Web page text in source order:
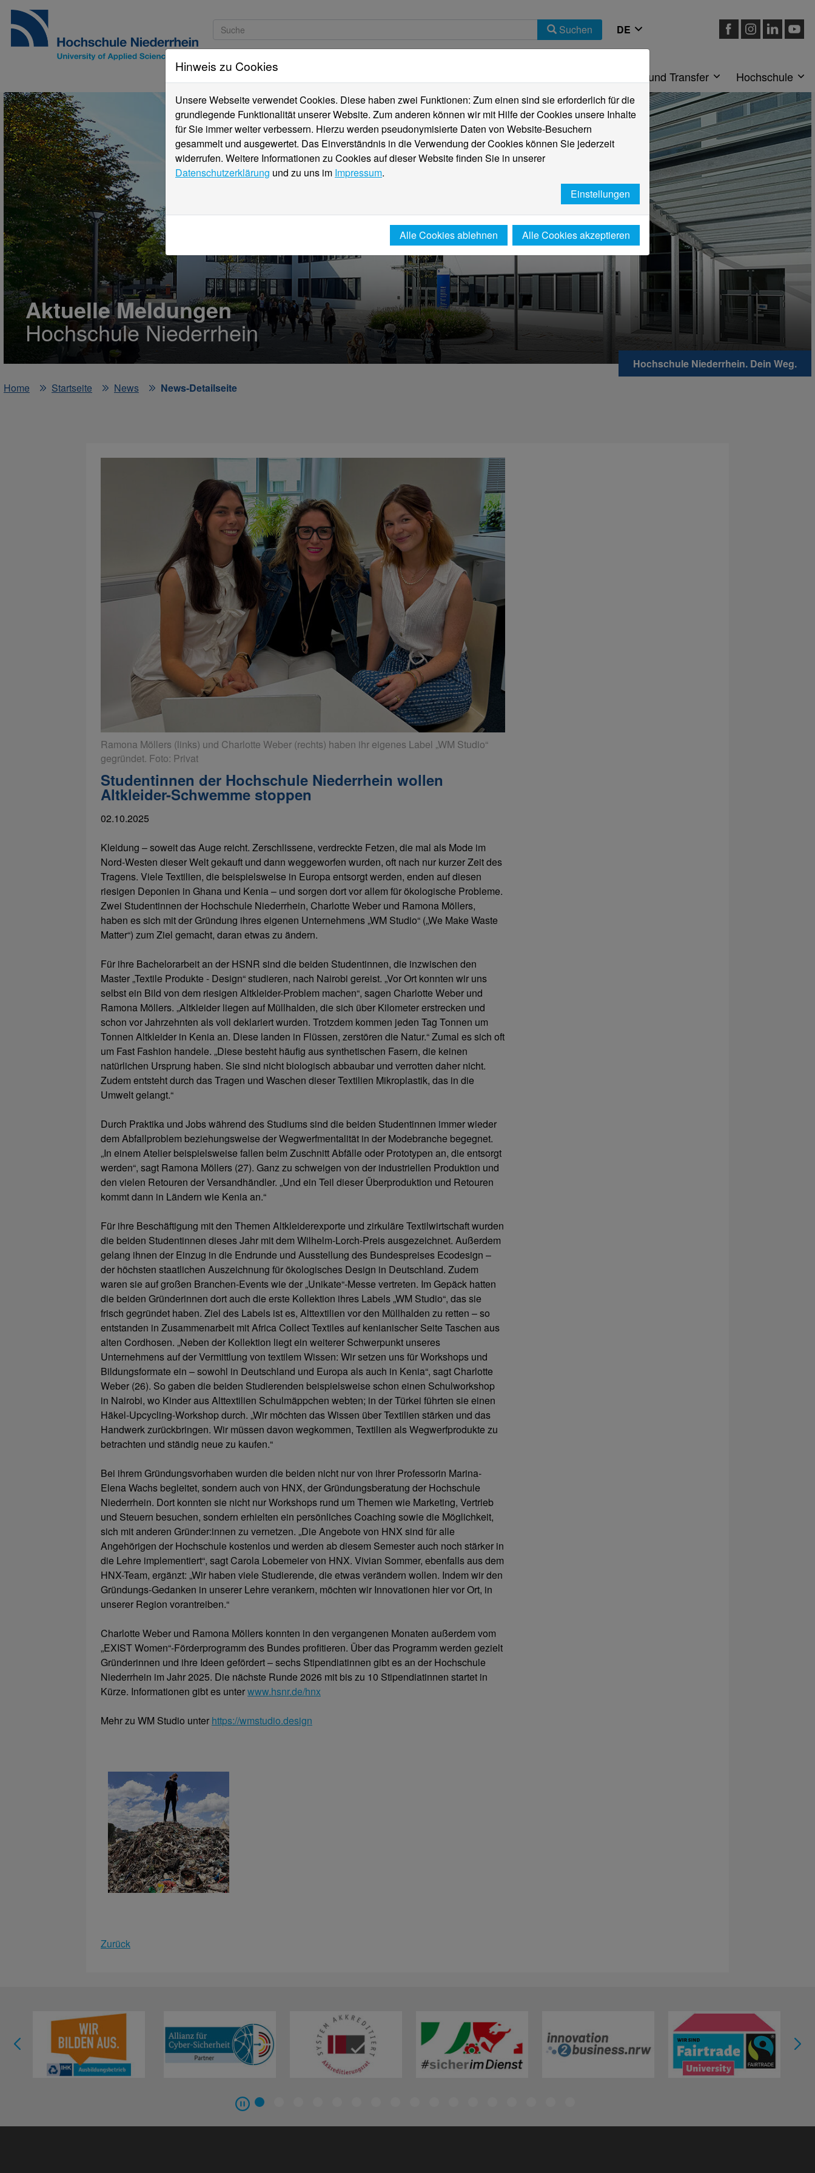
Suchen
Studieninteressierte Forschung und Transfer Hochschule
Aktuelle Meldungen
Hochschule Niederrhein
Hochschule Niederrhein. Dein Weg.
Home
Startseite News News-Detailseite
Ramona Möllers (links) und Charlotte Weber (rechts) haben ihr eigenes Label „WM Studio“
gegründet. Foto: Privat
Studentinnen der Hochschule Niederrhein wollen
Altkleider-Schwemme stoppen
02.10.2025
Kleidung – soweit das Auge reicht. Zerschlissene, verdreckte Fetzen, die mal als Mode im
Nord-Westen dieser Welt gekauft und dann weggeworfen wurden, oft nach nur kurzer Zeit des
Tragens. Viele Textilien, die beispielsweise in Europa entsorgt werden, enden auf diesen
riesigen Deponien in Ghana und Kenia – und sorgen dort vor allem für ökologische Probleme.
Zwei Studentinnen der Hochschule Niederrhein, Charlotte Weber und Ramona Möllers,
haben es sich mit der Gründung ihres eigenen Unternehmens „WM Studio“ („We Make Waste
Matter“) zum Ziel gemacht, daran etwas zu ändern.
Für ihre Bachelorarbeit an der HSNR sind die beiden Studentinnen, die inzwischen den
Master „Textile Produkte - Design“ studieren, nach Nairobi gereist. „Vor Ort konnten wir uns
selbst ein Bild von dem riesigen Altkleider-Problem machen“, sagen Charlotte Weber und
Ramona Möllers. „Altkleider liegen auf Müllhalden, die sich über Kilometer erstrecken und
schon vor Jahrzehnten als voll deklariert wurden. Trotzdem kommen jeden Tag Tonnen um
Tonnen Altkleider in Kenia an. Diese landen in Flüssen, zerstören die Natur.“ Zumal es sich oft
um Fast Fashion handele. „Diese besteht häufig aus synthetischen Fasern, die keinen
natürlichen Ursprung haben. Sie sind nicht biologisch abbaubar und verrotten daher nicht.
Zudem entsteht durch das Tragen und Waschen dieser Textilien Mikroplastik, das in die
Umwelt gelangt.“
Durch Praktika und Jobs während des Studiums sind die beiden Studentinnen immer wieder
dem Abfallproblem beziehungsweise der Wegwerfmentalität in der Modebranche begegnet.
„In einem Atelier beispielsweise fallen beim Zuschnitt Abfälle oder Prototypen an, die entsorgt
werden“, sagt Ramona Möllers (27). Ganz zu schweigen von der industriellen Produktion und
den vielen Retouren der Versandhändler. „Und ein Teil dieser Überproduktion und Retouren
kommt dann in Ländern wie Kenia an.“
Für ihre Beschäftigung mit den Themen Altkleiderexporte und zirkuläre Textilwirtschaft wurden
die beiden Studentinnen dieses Jahr mit dem Wilhelm-Lorch-Preis ausgezeichnet. Außerdem
gelang ihnen der Einzug in die Endrunde und Ausstellung des Bundespreises Ecodesign –
der höchsten staatlichen Auszeichnung für ökologisches Design in Deutschland. Zudem
waren sie auf großen Branchen-Events wie der „Unikate“-Messe vertreten. Im Gepäck hatten
die beiden Gründerinnen dort auch die erste Kollektion ihres Labels „WM Studio“, das sie
frisch gegründet haben. Ziel des Labels ist es, Alttextilien vor den Müllhalden zu retten – so
entstanden in Zusammenarbeit mit Africa Collect Textiles auf kenianischer Seite Taschen aus
alten Cordhosen. „Neben der Kollektion liegt ein weiterer Schwerpunkt unseres
Unternehmens auf der Vermittlung von textilem Wissen: Wir setzen uns für Workshops und
Bildungsformate ein – sowohl in Deutschland und Europa als auch in Kenia“, sagt Charlotte
Weber (26). So gaben die beiden Studierenden beispielsweise schon einen Schulworkshop
in Nairobi, wo Kinder aus Alttextilien Schulmäppchen webten; in der Türkei führten sie einen
Häkel-Upcycling-Workshop durch. „Wir möchten das Wissen über Textilien stärken und das
Handwerk zurückbringen. Wir müssen davon wegkommen, Textilien als Wegwerfprodukte zu
betrachten und ständig neue zu kaufen.“
Bei ihrem Gründungsvorhaben wurden die beiden nicht nur von ihrer Professorin Marina-
Elena Wachs begleitet, sondern auch von HNX, der Gründungsberatung der Hochschule
Niederrhein. Dort konnten sie nicht nur Workshops rund um Themen wie Marketing, Vertrieb
und Steuern besuchen, sondern erhielten ein persönliches Coaching sowie die Möglichkeit,
sich mit anderen Gründer:innen zu vernetzen. „Die Angebote von HNX sind für alle
Angehörigen der Hochschule kostenlos und werden ab diesem Semester auch noch stärker in
die Lehre implementiert“, sagt Carola Lobemeier von HNX. Vivian Sommer, ebenfalls aus dem
HNX-Team, ergänzt: „Wir haben viele Studierende, die etwas verändern wollen. Indem wir den
Gründungs-Gedanken in unserer Lehre verankern, möchten wir Innovationen hier vor Ort, in
unserer Region vorantreiben.“
Charlotte Weber und Ramona Möllers konnten in den vergangenen Monaten außerdem vom
„EXIST Women“-Förderprogramm des Bundes profitieren. Über das Programm werden gezielt
Gründerinnen und ihre Ideen gefördert – sechs Stipendiatinnen gibt es an der Hochschule
Niederrhein im Jahr 2025. Die nächste Runde 2026 mit bis zu 10 Stipendiatinnen startet in
Kürze. Informationen gibt es unterwww.hsnr.de/hnx
Mehr zu WM Studio unter https://wmstudio.design
Zurück
Hinweis zu Cookies
Unsere Webseite verwendet Cookies. Diese haben zwei Funktionen: Zum einen sind sie erforderlich für die
grundlegende Funktionalität unserer Website. Zum anderen können wir mit Hilfe der Cookies unsere Inhalte
für Sie immer weiter verbessern. Hierzu werden pseudonymisierte Daten von Website-Besuchern
gesammelt und ausgewertet. Das Einverständnis in die Verwendung der Cookies können Sie jederzeit
widerrufen. Weitere Informationen zu Cookies auf dieser Website finden Sie in unserer
Datenschutzerklärung und zu uns im Impressum.
Einstellungen
Alle Cookies ablehnen Alle Cookies akzeptieren